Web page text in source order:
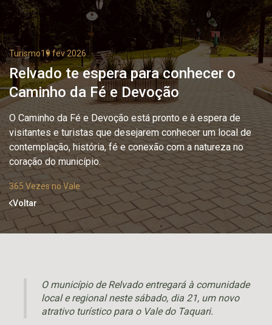
Turismo19 fev 2026
Relvado te espera para conhecer o
Caminho da Fé e Devoção
O Caminho da Fé e Devoção está pronto e à espera de
visitantes e turistas que desejarem conhecer um local de
contemplação, história, fé e conexão com a natureza no
coração do município.
365 Vezes no Vale
Voltar
O município de Relvado entregará à comunidade
local e regional neste sábado, dia 21, um novo
atrativo turístico para o Vale do Taquari.